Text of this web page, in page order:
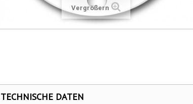
Vergrößern
TECHNISCHE DATEN